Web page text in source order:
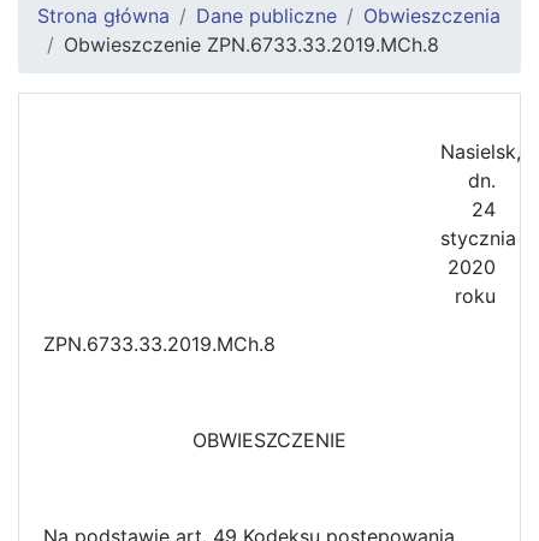
Strona główna Dane publiczne
Obwieszczenia
Obwieszczenie ZPN.6733.33.2019.MCh.8
Nasielsk,
dn.
24
stycznia
2020
roku
ZPN.6733.33.2019.MCh.8
OBWIESZCZENIE